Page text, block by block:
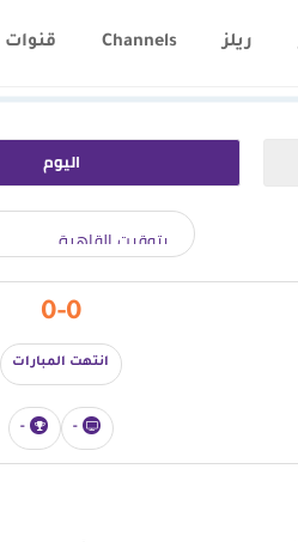
ريلز Channels قنوات
اليوم
0-0
انتهت المبارات
-
-